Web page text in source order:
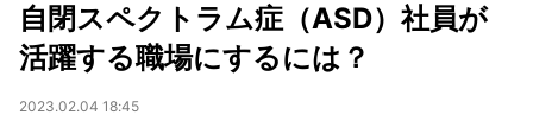
自閉スペクトラム症（ASD）社員が
活躍する職場にするには？
2023.02.04 18:45